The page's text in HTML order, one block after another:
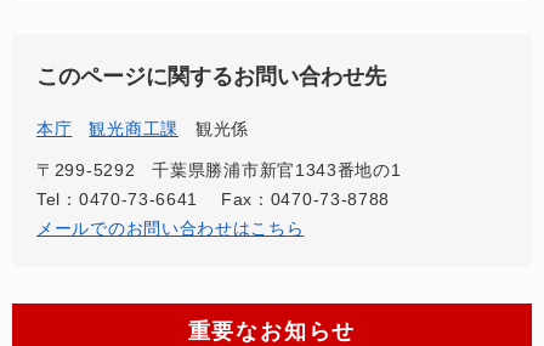
このページに関するお問い合わせ先
本庁 観光商工課 観光係
〒299-5292
千葉県勝浦市新官1343番地の1
Tel：0470-73-6641
Fax：0470-73-8788
メールでのお問い合わせはこちら
重要なお知らせ